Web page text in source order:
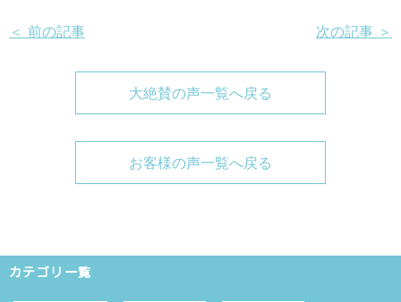
＜ 前の記事 次の記事 ＞
大絶賛の声一覧へ戻る
お客様の声一覧へ戻る
カテゴリ一覧